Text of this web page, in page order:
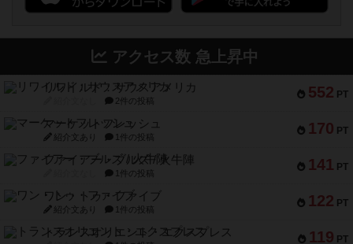
アクセス数 急上昇中
552 PT
リワイルド：サウスアメリカ
2件の投稿
170 PT
マーケットフレッシュ
紹介文あり 1件の投稿
141 PT
ファイアー・ブルズ / 火牛陣
1件の投稿
122 PT
ワン・トゥ・ファイブ
紹介文あり 1件の投稿
119 PT
トランスオリエント・エクスプレス